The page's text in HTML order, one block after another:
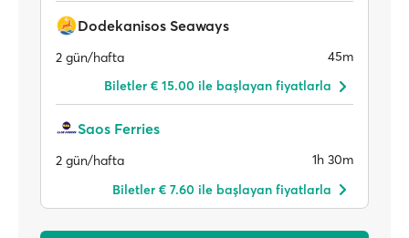
Dodekanisos Seaways
2 gün/hafta
45m
Biletler € 15.00 ile başlayan fiyatlarla
Saos Ferries
2 gün/hafta
1h 30m
Biletler € 7.60 ile başlayan fiyatlarla